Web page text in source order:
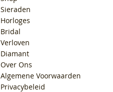
Sieraden
Horloges
Bridal
Verloven
Diamant
Over Ons
Algemene Voorwaarden
Privacybeleid